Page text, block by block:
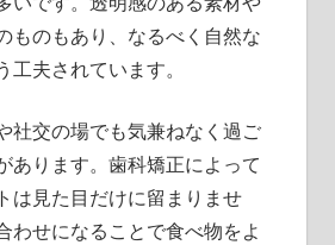
ものもあり、なるべく自然な
工夫されています。
社交の場でも気兼ねなく過ご
あります。歯科矯正によって
は見た目だけに留まりませ
わせになることで食べ物をよ